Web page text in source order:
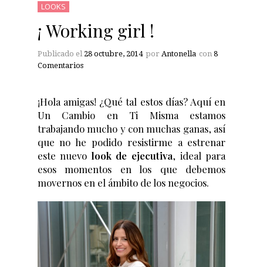
LOOKS
¡ Working girl !
Publicado el 28 octubre, 2014 por Antonella con 8
Comentarios
¡Hola amigas! ¿Qué tal estos días? Aquí en
Un Cambio en Ti Misma estamos
trabajando mucho y con muchas ganas, así
que no he podido resistirme a estrenar
este nuevo look de ejecutiva, ideal para
esos momentos en los que debemos
movernos en el ámbito de los negocios.